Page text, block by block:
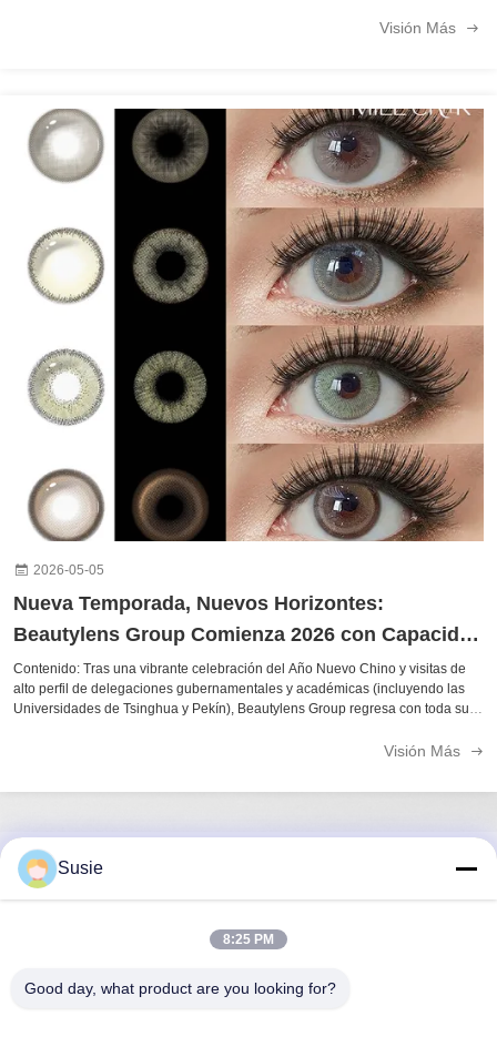
Visión Más
2026-05-05
Nueva Temporada, Nuevos Horizontes:
Beautylens Group Comienza 2026 con Capacidad
Mejorada y Más de 1500 Diseños
Contenido: Tras una vibrante celebración del Año Nuevo Chino y visitas de
alto perfil de delegaciones gubernamentales y académicas (incluyendo las
Universidades de Tsinghua y Pekín), Beautylens Group regresa con toda su
Visión Más
Contacto rápido
1ra Carretera Zhongyi, Distrito de Yuhua, Changsha, Hunan,
Susie
8:25 PM
Good day, what product are you looking for?